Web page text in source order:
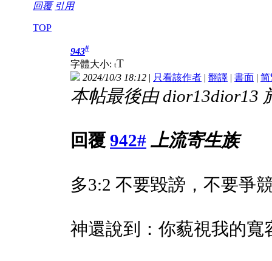
回覆 引用
TOP
943#
字體大小: tT
2024/10/3 18:12 | 只看該作者 | 翻譯 | 書面 | 简
本帖最後由 dior13dior13
回覆 942# 上流寄生族
多3:2 不要毀謗，不要爭
神還說到：你藐視我的寬